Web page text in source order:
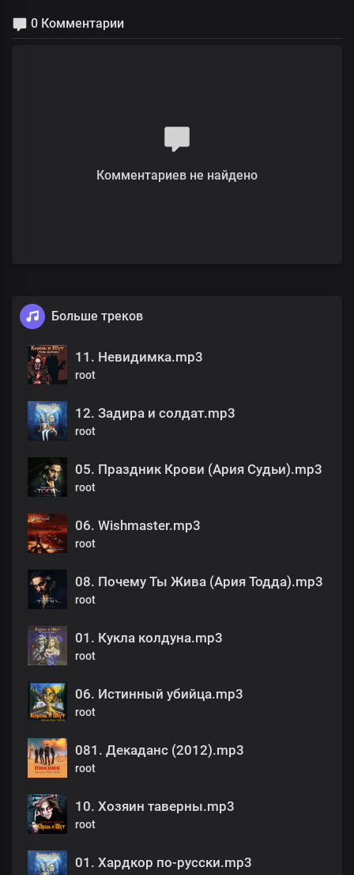
0 Комментарии
Комментариев не найдено
Больше треков
11. Невидимка.mp3
root
12. Задира и солдат.mp3
root
05. Праздник Крови (Ария Судьи).mp3
root
06. Wishmaster.mp3
root
08. Почему Ты Жива (Ария Тодда).mp3
root
01. Кукла колдуна.mp3
root
06. Истинный убийца.mp3
root
081. Декаданс (2012).mp3
root
10. Хозяин таверны.mp3
root
01. Хардкор по-русски.mp3